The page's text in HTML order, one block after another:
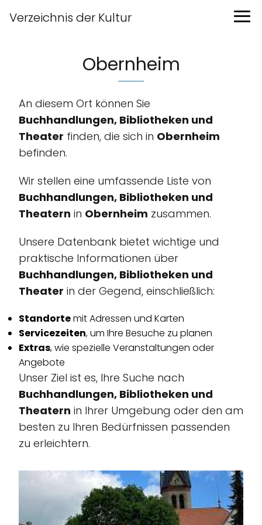
Verzeichnis der Kultur
Obernheim
An diesem Ort können Sie
Buchhandlungen, Bibliotheken und
Theater finden, die sich in Obernheim
befinden.
Wir stellen eine umfassende Liste von
Buchhandlungen, Bibliotheken und
Theatern in Obernheim zusammen.
Unsere Datenbank bietet wichtige und
praktische Informationen über
Buchhandlungen, Bibliotheken und
Theater in der Gegend, einschließlich:
Standortemit Adressen und Karten
Servicezeiten, um Ihre Besuche zu planen
Extras, wie spezielle Veranstaltungen oder
Angebote
Unser Ziel ist es, Ihre Suche nach
Buchhandlungen, Bibliotheken und
Theatern in Ihrer Umgebung oder den am
besten zu Ihren Bedürfnissen passenden
zu erleichtern.